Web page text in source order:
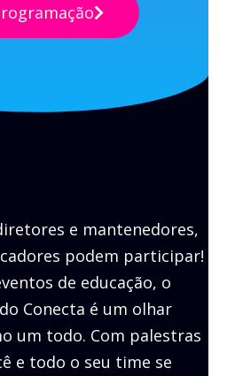
e mantenedores,
podem participar!
de educação, o
Conecta é um olhar
um todo. Com palestras
e todo o seu time se